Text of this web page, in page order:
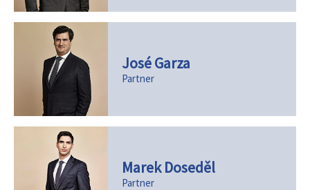
José Garza
Partner
Marek Doseděl
Partner